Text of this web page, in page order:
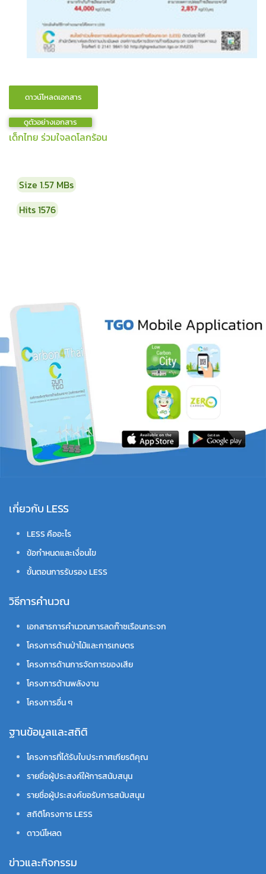
ดูตัวอย่างเอกสาร
เด็กไทย ร่วมใจลดโลกร้อน
Size 1.57 MBs
Hits1576
เกี่ยวกับ LESS
LESS คืออะไร
ข้อกำหนดและเงื่อนไข
ขั้นตอนการรับรอง LESS
วิธีการคำนวณ
เอกสารการคำนวณการลดก๊าซเรือนกระจก
โครงการด้านป่าไม้และการเกษตร
โครงการด้านการจัดการของเสีย
โครงการด้านพลังงาน
โครงการอื่น ๆ
ฐานข้อมูลและสถิติ
โครงการที่ได้รับใบประกาศเกียรติคุณ
รายชื่อผู้ประสงค์ให้การสนับสนุน
รายชื่อผู้ประสงค์ขอรับการสนับสนุน
สถิติโครงการ LESS
ดาวน์โหลด
ข่าวและกิจกรรม